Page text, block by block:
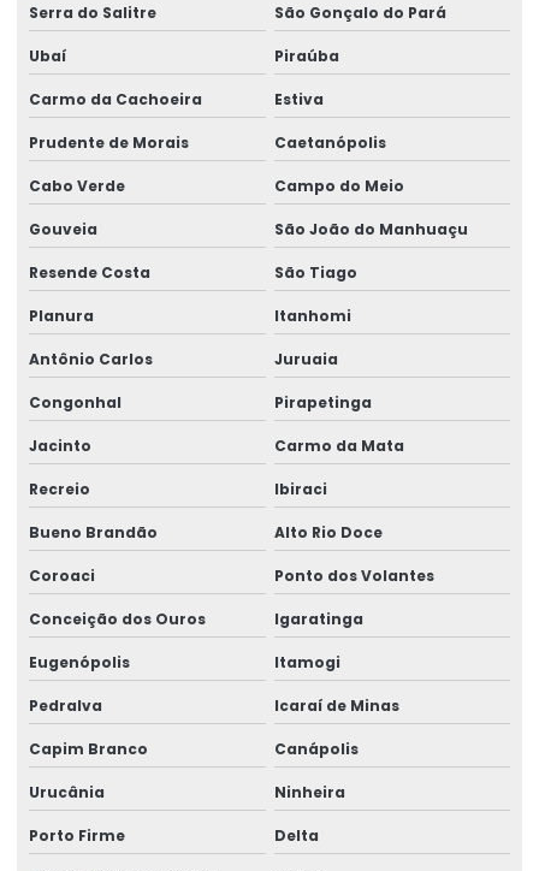
Serra do Salitre São Gonçalo do Pará
Ubaí Piraúba
Carmo da Cachoeira Estiva
Prudente de Morais Caetanópolis
Cabo Verde Campo do Meio
Gouveia São João do Manhuaçu
Resende Costa São Tiago
Planura Itanhomi
Antônio Carlos Juruaia
Congonhal Pirapetinga
Jacinto Carmo da Mata
Recreio Ibiraci
Bueno Brandão Alto Rio Doce
Coroaci Ponto dos Volantes
Conceição dos Ouros Igaratinga
Eugenópolis Itamogi
Pedralva Icaraí de Minas
Capim Branco Canápolis
Urucânia Ninheira
Porto Firme Delta